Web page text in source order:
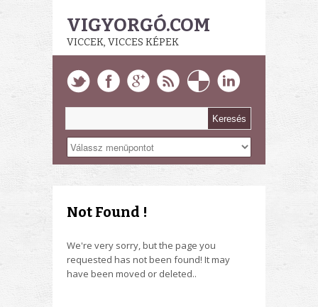
VIGYORGÓ.COM
VICCEK, VICCES KÉPEK
Not Found !
We're very sorry, but the page you
requested has not been found! It may
have been moved or deleted..